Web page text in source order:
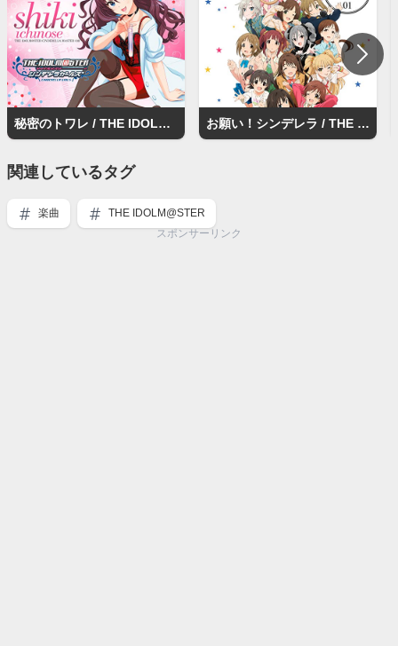
秘密のトワレ / THE IDOLM@STER お願い！シンデレラ / THE IDOLM@STER
関連しているタグ
楽曲
THE IDOLM@STER
スポンサーリンク